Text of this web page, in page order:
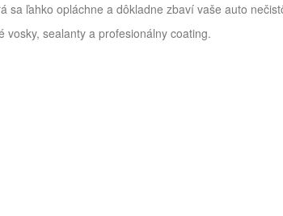
sa ľahko opláchne a dôkladne zbaví vaše auto
sealanty a profesionálny coating.